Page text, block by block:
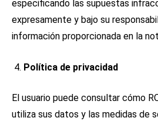
especificando las supuestas
expresamente y bajo su
información proporcionada en la
Política de privacidad
El usuario puede consultar cómo
utiliza sus datos y las medidas de